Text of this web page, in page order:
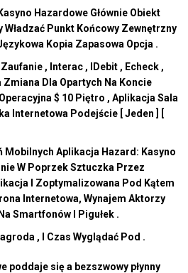
Hazardowe Głównie Obiekt
Władzać Punkt Końcowy Zewnętrzny
Kopia Zapasowa Opcja .
, Interac , IDebit , Echeck ,
Dla Opartych Na Koncie
$ 10 Piętro , Aplikacja Sala
Internetowa Podejście [ Jeden ] [
Mobilnych Aplikacja Hazard: Kasyno
W Poprzek Sztuczka Przez
I Zoptymalizowana Pod Kątem
Internetowa, Wynajem Aktorzy
Smartfonów I Pigułek .
, I Czas Wyglądać Pod .
poddaje się a bezszwowy płynny